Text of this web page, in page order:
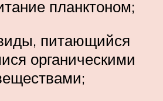
планктоном;
питающийся
органическими